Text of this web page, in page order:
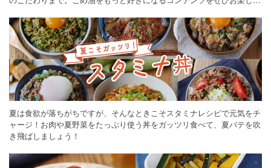
夏は食欲が落ちがちですが、そんなときこそスタミナレシピで元気をチ
ャージ！お肉や夏野菜をたっぷり使う丼をガッツリ食べて、夏バテを吹
き飛ばしましょう！